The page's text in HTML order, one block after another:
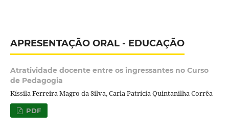
APRESENTAÇÃO ORAL - EDUCAÇÃO
Atratividade docente entre os ingressantes no Curso
de Pedagogia
Kíssila Ferreira Magro da Silva, Carla Patrícia Quintanilha Corrêa
PDF